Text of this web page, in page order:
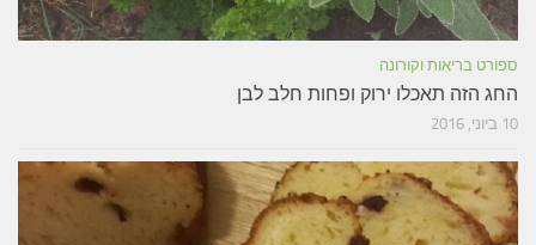
ספורט בריאות וקורונה
החג הזה תאכלו ירוק ופחות חלב לבן
10 ביוני, 2016